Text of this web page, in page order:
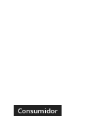
Consumidor